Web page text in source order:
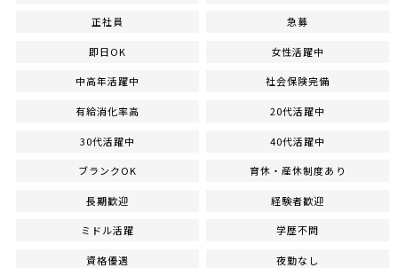
正社員 急募
即日OK 女性活躍中
中高年活躍中 社会保険完備
有給消化率高 20代活躍中
30代活躍中 40代活躍中
ブランクOK 育休・産休制度あり
長期歓迎 経験者歓迎
ミドル活躍 学歴不問
資格優遇 夜勤なし